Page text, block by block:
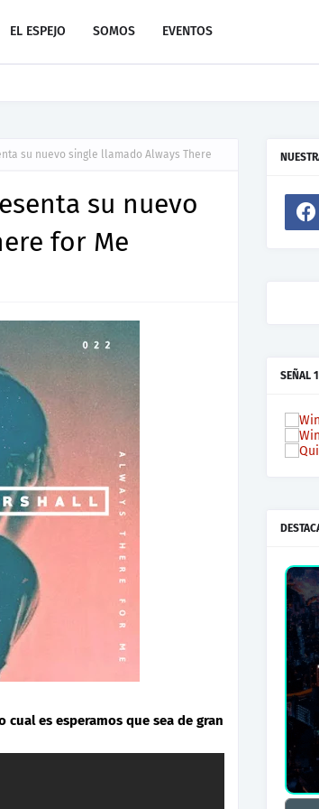
EL ESPEJO SOMOS EVENTOS
su nuevo single llamado Always There
su nuevo
for Me
es esperamos que sea de gran
SEÑAL 1